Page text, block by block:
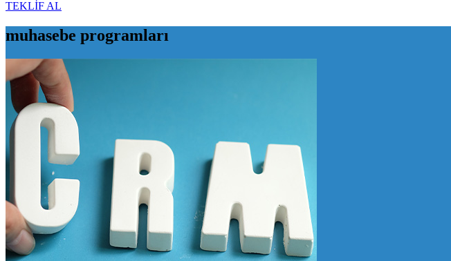
TEKLİF AL
muhasebe programları